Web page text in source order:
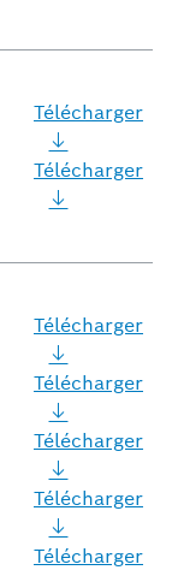
Télécharger
Télécharger
Télécharger
Télécharger
Télécharger
Télécharger
Télécharger